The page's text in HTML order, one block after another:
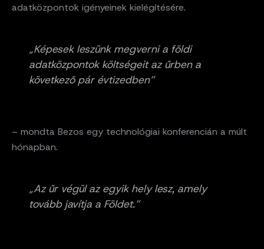
adatközpontok igényeinek kielégítésére.
„Képesek leszünk megverni a földi
adatközpontok költségeit az űrben a
következő pár évtizedben”
– mondta Bezos egy technológiai konferencián a múlt
hónapban.
„Az űr végül az egyik hely lesz, amely
tovább javítja a Földet.”